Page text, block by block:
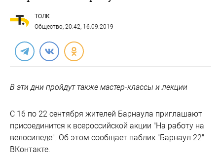
ТОЛК
Общество, 20:42, 16.09.2019
В эти дни пройдут также мастер-классы и лекции
С 16 по 22 сентября жителей Барнаула приглашают
присоединится к всероссийской акции "На работу на
велосипеде". Об этом сообщает паблик "Барнаул 22"
ВКонтакте.